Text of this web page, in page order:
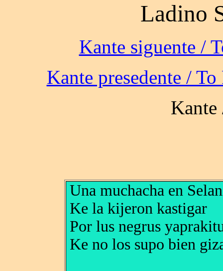
Ladino
Una muchacha en
Ke la kijeron kastigar
Por lus negrus
Ke no los supo bien